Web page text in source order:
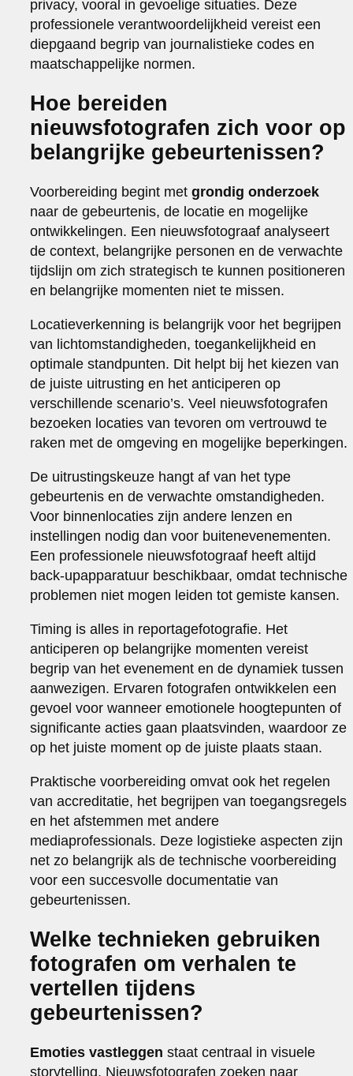
privacy, vooral in gevoelige situaties. Deze
professionele verantwoordelijkheid vereist een
diepgaand begrip van journalistieke codes en
maatschappelijke normen.
Hoe bereiden
nieuwsfotografen zich voor op
belangrijke gebeurtenissen?
Voorbereiding begint metgrondig onderzoek
naar de gebeurtenis, de locatie en mogelijke
ontwikkelingen. Een nieuwsfotograaf analyseert
de context, belangrijke personen en de verwachte
tijdslijn om zich strategisch te kunnen positioneren
en belangrijke momenten niet te missen.
Locatieverkenning is belangrijk voor het begrijpen
van lichtomstandigheden, toegankelijkheid en
optimale standpunten. Dit helpt bij het kiezen van
de juiste uitrusting en het anticiperen op
verschillende scenario’s. Veel nieuwsfotografen
bezoeken locaties van tevoren om vertrouwd te
raken met de omgeving en mogelijke beperkingen.
De uitrustingskeuze hangt af van het type
gebeurtenis en de verwachte omstandigheden.
Voor binnenlocaties zijn andere lenzen en
instellingen nodig dan voor buitenevenementen.
Een professionele nieuwsfotograaf heeft altijd
back-upapparatuur beschikbaar, omdat technische
problemen niet mogen leiden tot gemiste kansen.
Timing is alles in reportagefotografie. Het
anticiperen op belangrijke momenten vereist
begrip van het evenement en de dynamiek tussen
aanwezigen. Ervaren fotografen ontwikkelen een
gevoel voor wanneer emotionele hoogtepunten of
significante acties gaan plaatsvinden, waardoor ze
op het juiste moment op de juiste plaats staan.
Praktische voorbereiding omvat ook het regelen
van accreditatie, het begrijpen van toegangsregels
en het afstemmen met andere
mediaprofessionals. Deze logistieke aspecten zijn
net zo belangrijk als de technische voorbereiding
voor een succesvolle documentatie van
gebeurtenissen.
Welke technieken gebruiken
fotografen om verhalen te
vertellen tijdens
gebeurtenissen?
Emoties vastleggen staat centraal in visuele
storytelling. Nieuwsfotografen zoeken naar